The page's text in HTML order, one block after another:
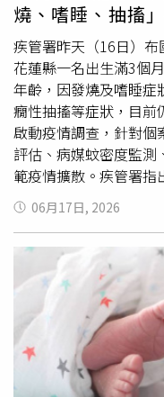
低租金立刻引發外界關
中港特區租屋市場行情
電，租金普遍落在1萬
有市場行情六成。若以
到套房或頂樓加蓋，如
不少租屋族而言相當具
分，強調已完成超渡
租屋資訊被轉貼至
覽。不少網友認為「
「9000元還含管理費
算」，也有人表示，只
實願意考慮承租。不
事故屋，即使租金再低
際，一名男網友突然
我，有看到鬼再跟大
少網友封他為「勇者」
人惋惜表示「被你搶
相關租屋資訊也隨即下
燒、嗜睡、抽搐
疾管署昨天（16日）
花蓮縣一名出生滿3個
年齡，因發燒及嗜睡症
癇性抽搐等症狀，目前
啟動疫情調查，針對個
評估、病媒蚊密度監
範疫情擴散。疾管署指
年齡，無國內外旅遊
嗜睡症狀至急診就醫
癇性抽搐等症狀，經醫
炎病毒目前住院治療
症狀。疾管署說明，台
蚊、環紋家蚊及白頭
溉溝渠等處。大部分
者會有頭痛、發燒等症
時地不能辨別、全身
醒，民眾應儘量避免於
06月17日, 2026